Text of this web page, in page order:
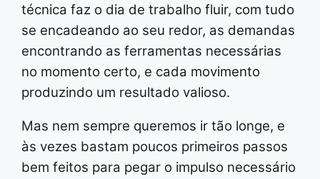
técnica faz o dia de trabalho fluir, com tudo
se encadeando ao seu redor, as demandas
encontrando as ferramentas necessárias
no momento certo, e cada movimento
produzindo um resultado valioso.
Mas nem sempre queremos ir tão longe, e
às vezes bastam poucos primeiros passos
bem feitos para pegar o impulso necessário